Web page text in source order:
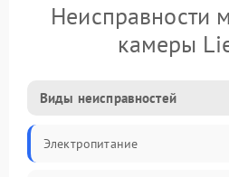
Неисправности
камеры
Виды неисправностей
Электропитание